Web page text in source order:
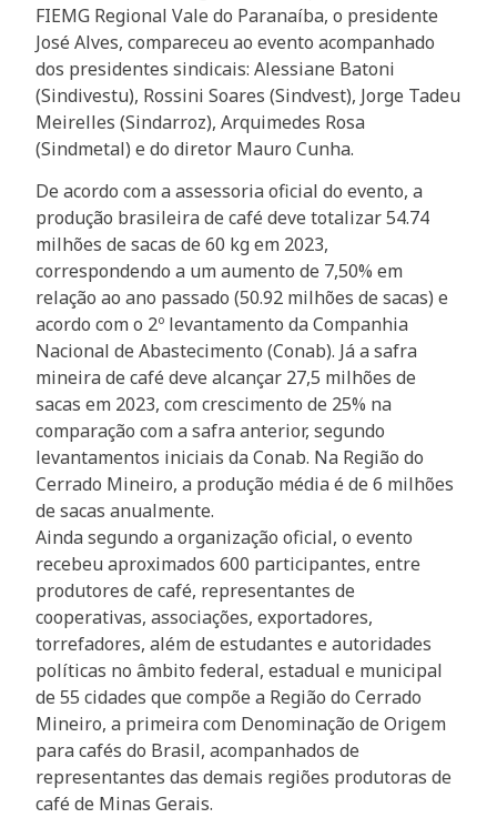
FIEMG Regional Vale do Paranaíba, o presidente
José Alves, compareceu ao evento acompanhado
dos presidentes sindicais: Alessiane Batoni
(Sindivestu), Rossini Soares (Sindvest), Jorge Tadeu
Meirelles (Sindarroz), Arquimedes Rosa
(Sindmetal) e do diretor Mauro Cunha.
De acordo com a assessoria oficial do evento, a
produção brasileira de café deve totalizar 54.74
milhões de sacas de 60 kg em 2023,
correspondendo a um aumento de 7,50% em
relação ao ano passado (50.92 milhões de sacas) e
acordo com o 2º levantamento da Companhia
Nacional de Abastecimento (Conab). Já a safra
mineira de café deve alcançar 27,5 milhões de
sacas em 2023, com crescimento de 25% na
comparação com a safra anterior, segundo
levantamentos iniciais da Conab. Na Região do
Cerrado Mineiro, a produção média é de 6 milhões
de sacas anualmente.
Ainda segundo a organização oficial, o evento
recebeu aproximados 600 participantes, entre
produtores de café, representantes de
cooperativas, associações, exportadores,
torrefadores, além de estudantes e autoridades
políticas no âmbito federal, estadual e municipal
de 55 cidades que compõe a Região do Cerrado
Mineiro, a primeira com Denominação de Origem
para cafés do Brasil, acompanhados de
representantes das demais regiões produtoras de
café de Minas Gerais.